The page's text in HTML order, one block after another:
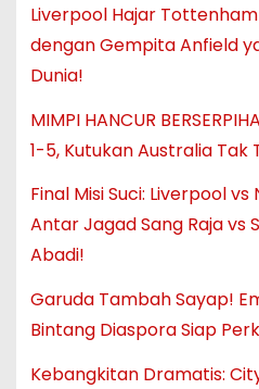
Liverpool Hajar
dengan Gempita Anfield
Dunia!
MIMPI HANCUR
1-5, Kutukan Australia Tak
Final Misi Suci: Liverpool
Antar Jagad Sang Raja vs
Abadi!
Garuda Tambah Sayap!
Bintang Diaspora Siap
Kebangkitan Dramatis: